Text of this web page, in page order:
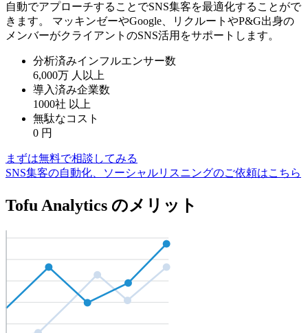
自動でアプローチすることでSNS集客を最適化することがで
きます。 マッキンゼーやGoogle、リクルートやP&G出身の
メンバーがクライアントのSNS活用をサポートします。
分析済みインフルエンサー数
6,000万 人以上
導入済み企業数
1000社 以上
無駄なコスト
0 円
まずは無料で相談してみる
SNS集客の自動化、ソーシャルリスニングのご依頼はこちら
Tofu Analytics のメリット